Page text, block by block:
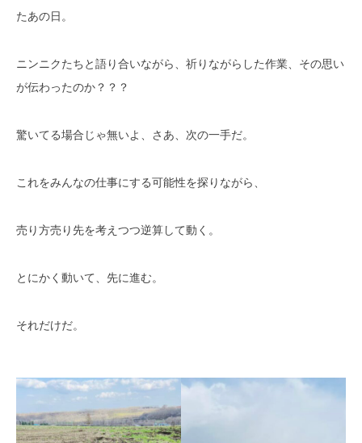
たあの日。
ニンニクたちと語り合いながら、祈りながらした作業、その思い
が伝わったのか？？？
驚いてる場合じゃ無いよ、さあ、次の一手だ。
これをみんなの仕事にする可能性を探りながら、
売り方売り先を考えつつ逆算して動く。
とにかく動いて、先に進む。
それだけだ。